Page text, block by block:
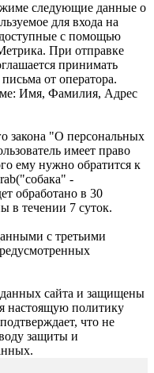
следующие данные о
для входа на
с помощью
При отправке
принимать
от оператора.
Имя, Фамилия, Адрес
закона "О персональных
имеет право
ему нужно обратится к
-
обработано в 30
в течении 7 суток.
с третьими
сайта и защищены
настоящую политику
что не
защиты и